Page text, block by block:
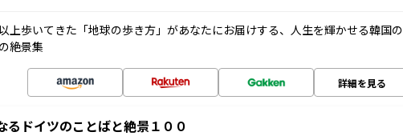
上歩いてきた「地球の歩き方」があなたにお届けする、人生を輝かせる韓国の
絶景集
詳細を見る
るドイツのことばと絶景１００